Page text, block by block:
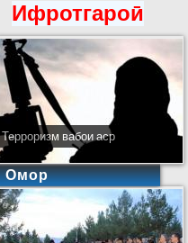
Ифротгароӣ
Терроризм вабои аср
Омор